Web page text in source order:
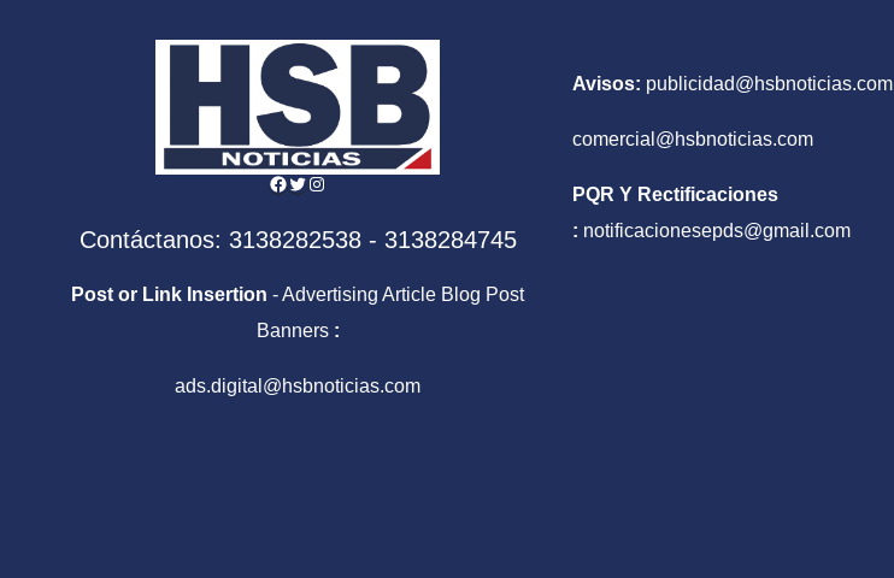
Facebook
Twitter
Instagram
Contáctanos: 3138282538 - 3138284745
Post or Link Insertion - Advertising Article Blog Post
Banners :
ads.digital@hsbnoticias.com
Avisos: publicidad@hsbnoticias.com
comercial@hsbnoticias.com
PQR Y Rectificaciones
: notificacionesepds@gmail.com